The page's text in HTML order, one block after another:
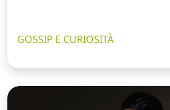
GOSSIP E CURIOSITÀ